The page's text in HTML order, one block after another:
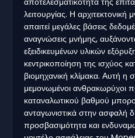
λειτουργίας. Η
απαιτεί μεγάλες βάσεις
αναγνώσεις μνήμης,
εξειδικευμένων υλικών
κεντρικοποίηση της ισχύος
βιομηχανική κλίμακα. Αυτή η
μεμονωμένοι ανθρακωρύχοι
καταναλωτικού βαθμού
ανταγωνιστικά στην ασφαλή
προσβασιμότητα και